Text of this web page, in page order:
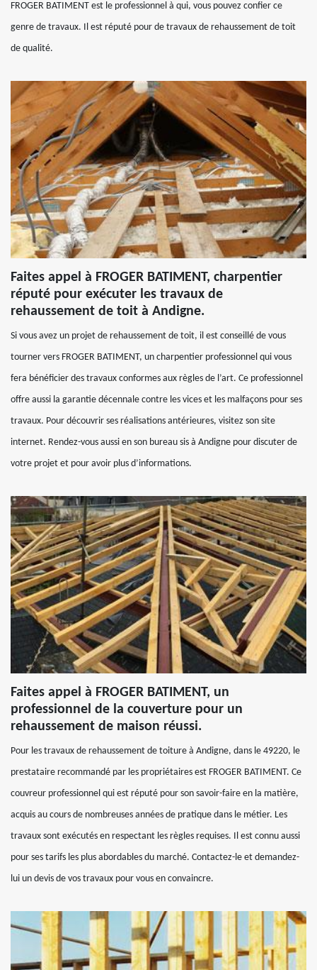
FROGER BATIMENT est le professionnel à qui, vous pouvez confier ce
genre de travaux. Il est réputé pour de travaux de rehaussement de toit
de qualité.
Faites appel à FROGER BATIMENT, charpentier
réputé pour exécuter les travaux de
rehaussement de toit à Andigne.
Si vous avez un projet de rehaussement de toit, il est conseillé de vous
tourner vers FROGER BATIMENT, un charpentier professionnel qui vous
fera bénéficier des travaux conformes aux règles de l’art. Ce professionnel
offre aussi la garantie décennale contre les vices et les malfaçons pour ses
travaux. Pour découvrir ses réalisations antérieures, visitez son site
internet. Rendez-vous aussi en son bureau sis à Andigne pour discuter de
votre projet et pour avoir plus d’informations.
Faites appel à FROGER BATIMENT, un
professionnel de la couverture pour un
rehaussement de maison réussi.
Pour les travaux de rehaussement de toiture à Andigne, dans le 49220, le
prestataire recommandé par les propriétaires est FROGER BATIMENT. Ce
couvreur professionnel qui est réputé pour son savoir-faire en la matière,
acquis au cours de nombreuses années de pratique dans le métier. Les
travaux sont exécutés en respectant les règles requises. Il est connu aussi
pour ses tarifs les plus abordables du marché. Contactez-le et demandez-
lui un devis de vos travaux pour vous en convaincre.